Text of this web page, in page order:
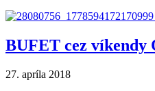
BUFET cez víkendy
27. apríla 2018